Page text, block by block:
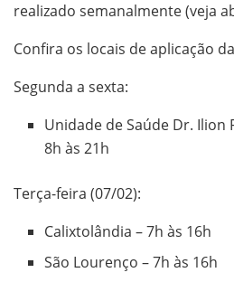
realizado semanalmente (veja
Confira os locais de aplicação
Segunda a sexta:
Unidade de Saúde Dr. Ilion
8h às 21h
Terça-feira (07/02):
Calixtolândia – 7h às 16h
São Lourenço – 7h às 16h